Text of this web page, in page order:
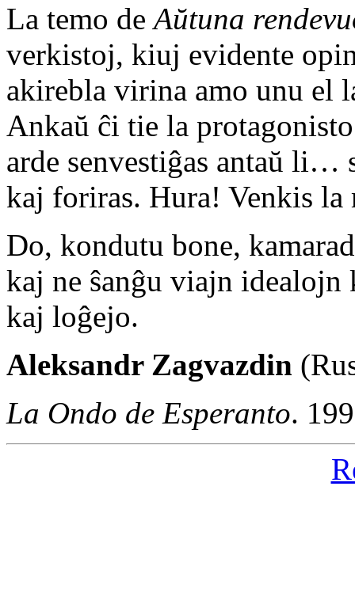
La temo de Aŭtuna
verkistoj, kiuj evidente
akirebla virina amo unu el
Ankaŭ ĉi tie la
arde senvestiĝas antaŭ li…
kaj foriras. Hura! Venkis
Do, kondutu bone,
kaj ne ŝanĝu viajn idealojn
kaj loĝejo.
Aleksandr Zagvazdin
La Ondo de Esperanto.